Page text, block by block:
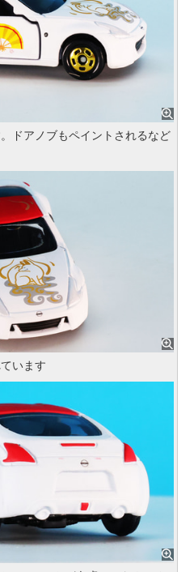
ドアノブもペイントされるなど
います